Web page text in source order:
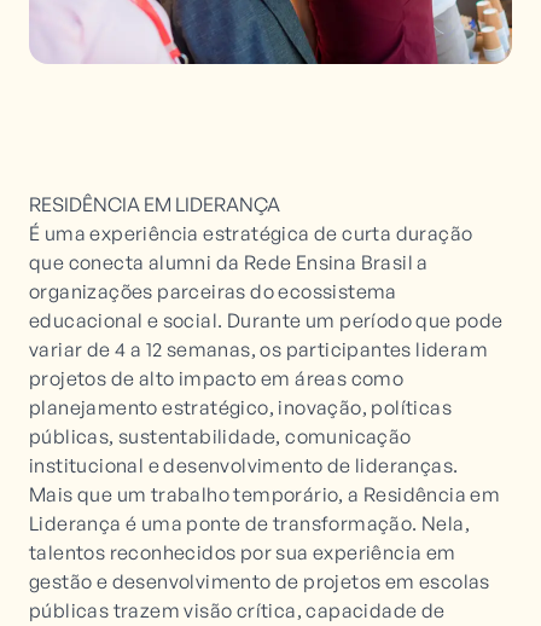
RESIDÊNCIA EM LIDERANÇA
É uma experiência estratégica de curta duração
que conecta alumni da Rede Ensina Brasil a
organizações parceiras do ecossistema
educacional e social. Durante um período que pode
variar de 4 a 12 semanas, os participantes lideram
projetos de alto impacto em áreas como
planejamento estratégico, inovação, políticas
públicas, sustentabilidade, comunicação
institucional e desenvolvimento de lideranças.
Mais que um trabalho temporário, a Residência em
Liderança é uma ponte de transformação. Nela,
talentos reconhecidos por sua experiência em
gestão e desenvolvimento de projetos em escolas
públicas trazem visão crítica, capacidade de